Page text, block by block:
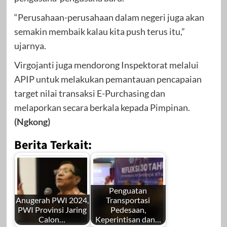
“Perusahaan-perusahaan dalam negeri juga akan
semakin membaik kalau kita push terus itu,”
ujarnya.
Virgojanti juga mendorong Inspektorat melalui
APIP untuk melakukan pemantauan pencapaian
target nilai transaksi E-Purchasing dan
melaporkan secara berkala kepada Pimpinan.
(Ngkong)
Berita Terkait:
Anugerah PWI 2024,
PWI Provinsi Jaring
Calon…
Penguatan
Transportasi
Pedesaan,
Keperintisan dan…